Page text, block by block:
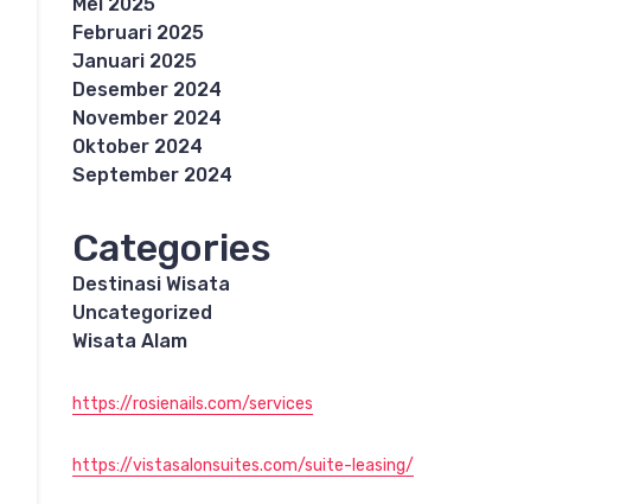
Februari 2025
Januari 2025
Desember 2024
November 2024
Oktober 2024
September 2024
Categories
Destinasi Wisata
Uncategorized
Wisata Alam
https://rosienails.com/services
https://vistasalonsuites.com/suite-leasing/